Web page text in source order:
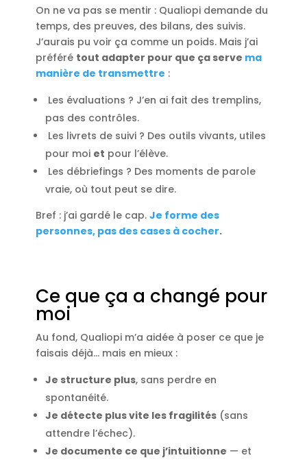
On ne va pas se mentir : Qualiopi demande du
temps, des preuves, des bilans, des suivis.
J’aurais pu voir ça comme un poids. Mais j’ai
préféré tout adapter pour que ça serve ma
manière de transmettre :
Les évaluations ? J’en ai fait des tremplins,
pas des contrôles.
Les livrets de suivi ? Des outils vivants, utiles
pour moi et pour l’élève.
Les débriefings ? Des moments de parole
vraie, où tout peut se dire.
Bref : j’ai gardé le cap. Je forme des
personnes, pas des cases à cocher.
Ce que ça a changé pour
moi
Au fond, Qualiopi m’a aidée à poser ce que je
faisais déjà… mais en mieux :
Je structure plus, sans perdre en
spontanéité.
Je détecte plus vite les fragilités(sans
attendre l’échec).
Je documente ce que j’intuitionne — et